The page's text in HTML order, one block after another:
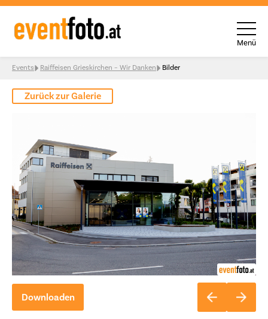
Skip to content
Menü
Events Raiffeisen Grieskirchen – Wir Danken Bilder
Zurück zur Galerie
Downloaden